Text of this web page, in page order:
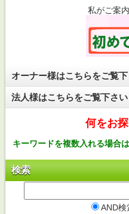
私がご案
オーナー様はこちらをご覧
法人様はこちらをご覧下さい
何をお
キーワードを複数入れる場合
検索
AND検